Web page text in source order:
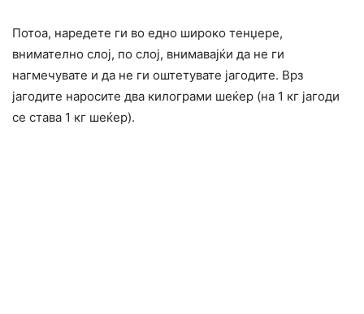
Потоа, наредете ги во едно широко тенџере,
внимателно слој, по слој, внимавајќи да не ги
нагмечувате и да не ги оштетувате јагодите. Врз
јагодите наросите два килограми шеќер (на 1 кг јагоди
се става 1 кг шеќер).